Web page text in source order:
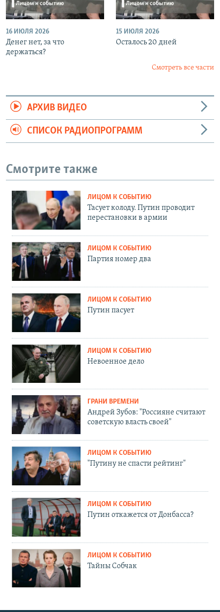
16 ИЮЛЯ 2026
Денег нет, за что
держаться?
15 ИЮЛЯ 2026
Осталось 20 дней
Смотреть все части
АРХИВ ВИДЕО
СПИСОК РАДИОПРОГРАММ
Смотрите также
ЛИЦОМ К СОБЫТИЮ
Тасует колоду. Путин проводит
перестановки в армии
ЛИЦОМ К СОБЫТИЮ
Партия номер два
ЛИЦОМ К СОБЫТИЮ
Путин пасует
ЛИЦОМ К СОБЫТИЮ
Невоенное дело
ГРАНИ ВРЕМЕНИ
Андрей Зубов: "Россияне считают
советскую власть своей"
ЛИЦОМ К СОБЫТИЮ
"Путину не спасти рейтинг"
ЛИЦОМ К СОБЫТИЮ
Путин откажется от Донбасса?
ЛИЦОМ К СОБЫТИЮ
Тайны Собчак